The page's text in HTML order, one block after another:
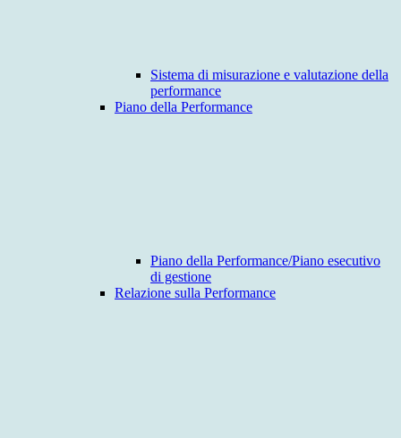
Sistema di misurazione e valutazione della
performance
Piano della Performance
Piano della Performance/Piano esecutivo
di gestione
Relazione sulla Performance